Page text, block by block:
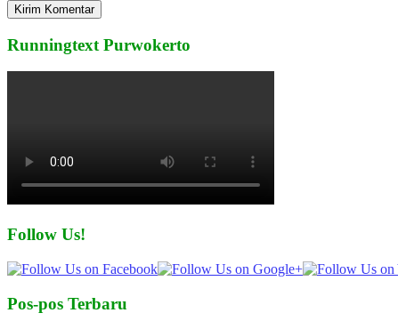
Runningtext Purwokerto
Follow Us!
Pos-pos Terbaru